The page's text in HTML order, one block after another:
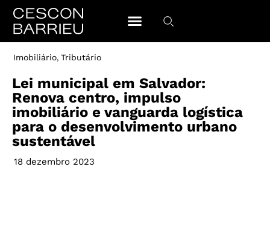
Imobiliário, Tributário
Lei municipal em Salvador:
Renova centro, impulso
imobiliário e vanguarda logística
para o desenvolvimento urbano
sustentável
18 dezembro 2023